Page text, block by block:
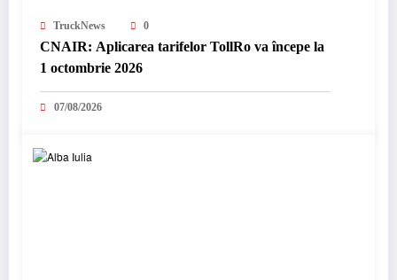
TruckNews 0
CNAIR: Aplicarea tarifelor TollRo va începe la
1 octombrie 2026
07/08/2026